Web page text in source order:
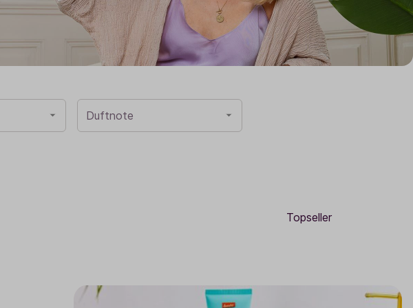
Saunadüfte
Sale
Adventskalender
Duftnote